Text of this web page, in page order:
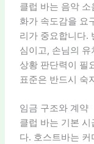
클럽 바는 음악
화가 속도감을 요
리가 중요합니다.
심이고, 손님의
상황 판단력이 필
표준은 반드시 숙
임금 구조와 계약
클럽 바는 기본
다. 호스트바는